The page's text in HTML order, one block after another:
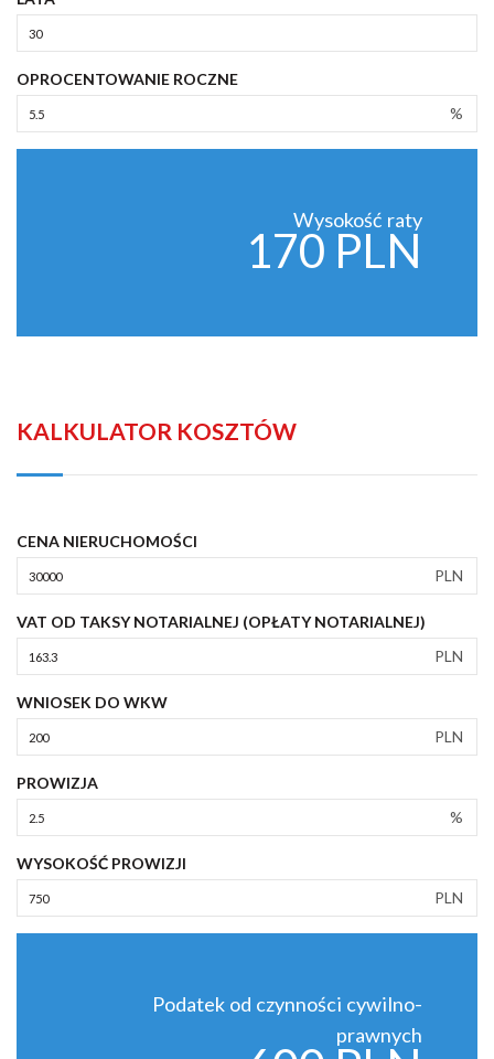
OPROCENTOWANIE ROCZNE
%
Wysokość raty
170 PLN
KALKULATOR KOSZTÓW
CENA NIERUCHOMOŚCI
PLN
VAT OD TAKSY NOTARIALNEJ (OPŁATY NOTARIALNEJ)
PLN
WNIOSEK DO WKW
PLN
PROWIZJA
%
WYSOKOŚĆ PROWIZJI
PLN
Podatek od czynności cywilno-
prawnych